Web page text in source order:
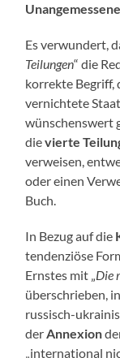
Es verwundert,
Teilungen“ die
korrekte Begriff,
vernichtete
wünschenswert
dievierte
verweisen,
oder einen
Buch.
In Bezug auf die
tendenziöse
Ernstes mit „Die
überschrieben,
russisch-
derAnnexion
„international